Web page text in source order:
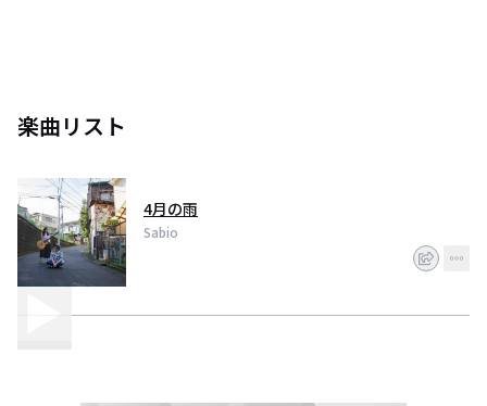
楽曲リスト
4月の雨
Sabio